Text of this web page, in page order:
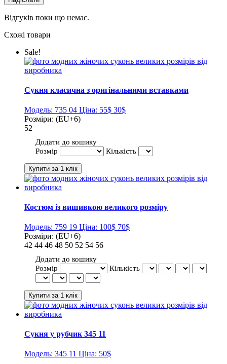
Відгуків поки що немає.
Схожі товари
Sale!
Сукня класична з оригінальними вставками
Модель: 735 04 Ціна: 55$ 30$
Розміри: (EU+6)
52
Додати до кошику
Розмір
Кількість
Костюм із вишивкою великого розміру
Модель: 759 19 Ціна: 100$ 70$
Розміри: (EU+6)
42 44 46 48 50 52 54 56
Додати до кошику
Розмір
Кількість
Сукня у рубчик 345 11
Модель: 345 11 Ціна: 50$